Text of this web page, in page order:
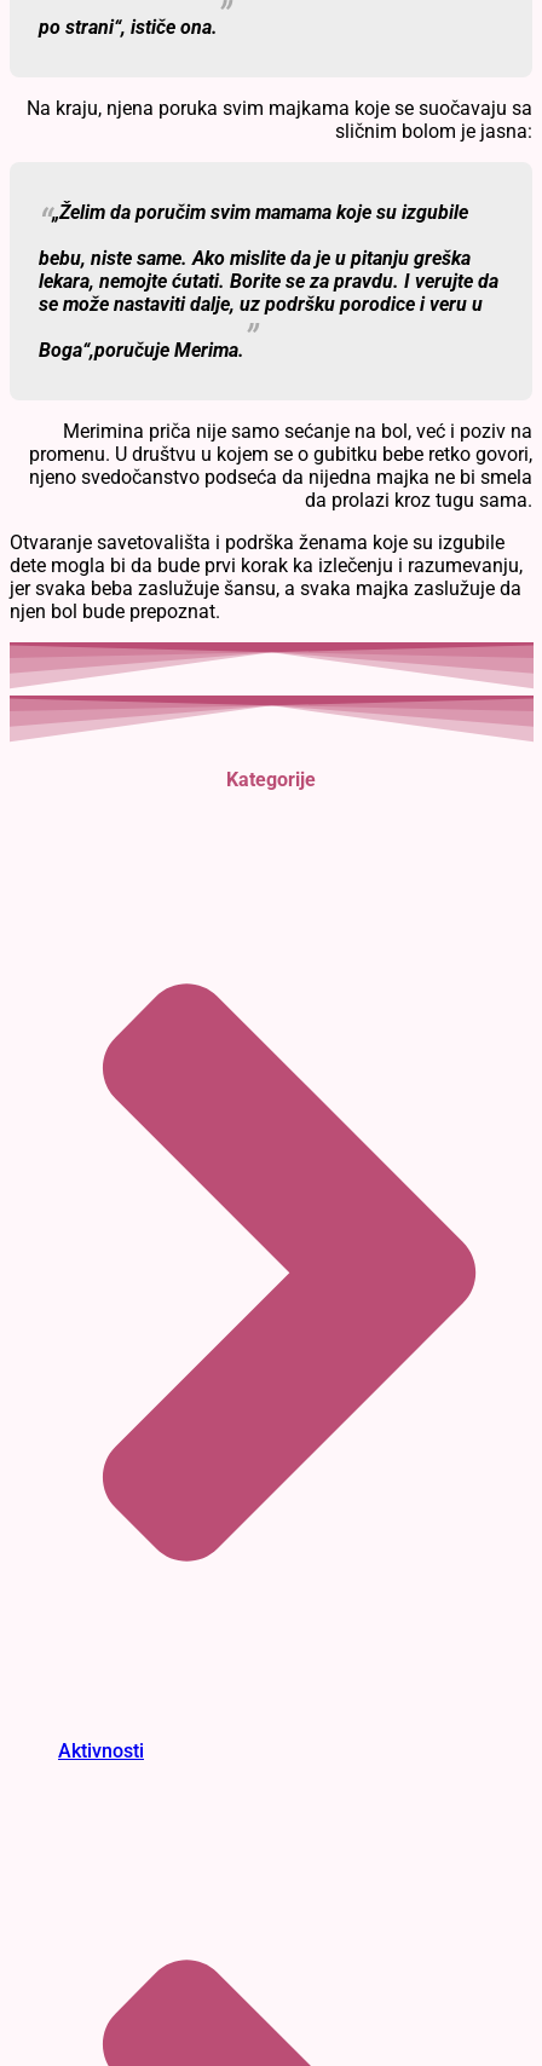
po strani“, ističe ona.
Na kraju, njena poruka svim majkama koje se suočavaju sa
sličnim bolom je jasna:
„Želim da poručim svim mamama koje su izgubile
bebu, niste same. Ako mislite da je u pitanju greška
lekara, nemojte ćutati. Borite se za pravdu. I verujte da
se može nastaviti dalje, uz podršku porodice i veru u
Boga“,poručuje Merima.
Merimina priča nije samo sećanje na bol, već i poziv na
promenu. U društvu u kojem se o gubitku bebe retko govori,
njeno svedočanstvo podseća da nijedna majka ne bi smela
da prolazi kroz tugu sama.
Otvaranje savetovališta i podrška ženama koje su izgubile
dete mogla bi da bude prvi korak ka izlečenju i razumevanju,
jer svaka beba zaslužuje šansu, a svaka majka zaslužuje da
njen bol bude prepoznat.
Kategorije
Aktivnosti